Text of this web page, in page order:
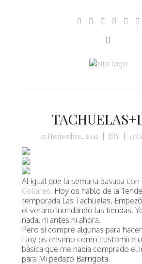
15 Noviembre, 2012 DIY 13
Al igual que la semana pasada con
Collares. Hoy os hablo de la
temporada Las Tachuelas.
el verano inundando las tiendas.
nada, ni antes ni ahora.
Pero sí compre algunas para
Hoy os enseño como customice
básica que me había comprado el
para Mi pedazo Barrigota.